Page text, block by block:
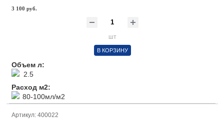
3 100 руб.
шт
В КОРЗИНУ
Объем л:
2.5
Расход м2:
80-100мл/м2
Артикул: 400022